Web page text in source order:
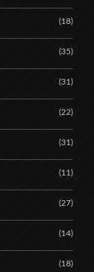
(18)
(35)
(31)
(22)
(31)
(11)
(27)
(14)
(18)